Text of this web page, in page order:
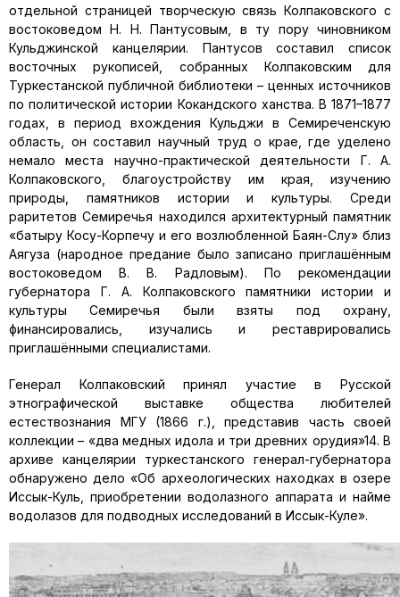
отдельной страницей творческую связь Колпаковского с
востоковедом Н. Н. Пантусовым, в ту пору чиновником
Кульджинской канцелярии. Пантусов составил список
восточных рукописей, собранных Колпаковским для
Туркестанской публичной библиотеки – ценных источников
по политической истории Кокандского ханства. В 1871–1877
годах, в период вхождения Кульджи в Семиреченскую
область, он составил научный труд о крае, где уделено
немало места научно-практической деятельности Г. А.
Колпаковского, благоустройству им края, изучению
природы, памятников истории и культуры. Среди
раритетов Семиречья находился архитектурный памятник
«батыру Косу-Корпечу и его возлюбленной Баян-Слу» близ
Аягуза (народное предание было записано приглашённым
востоковедом В. В. Радловым). По рекомендации
губернатора Г. А. Колпаковского памятники истории и
культуры Семиречья были взяты под охрану,
финансировались, изучались и реставрировались
приглашёнными специалистами.
Генерал Колпаковский принял участие в Русской
этнографической выставке общества любителей
естествознания МГУ (1866 г.), представив часть своей
коллекции – «два медных идола и три древних орудия»14. В
архиве канцелярии туркестанского генерал-губернатора
обнаружено дело «Об археологических находках в озере
Иссык-Куль, приобретении водолазного аппарата и найме
водолазов для подводных исследований в Иссык-Куле».